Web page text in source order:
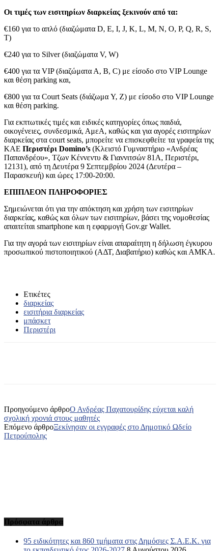
Οι τιμές των εισιτηρίων διαρκείας ξεκινούν από τα:
€160 για το απλό (διαζώματα D, E, I, J, K, L, M, N, O, P, Q, R, S,
T)
€240 για το Silver (διαζώματα V, W)
€400 για τα VIP (διαζώματα Α, Β, C) με είσοδο στο VIP Lounge
και θέση parking και,
€800 για τα Court Seats (διάζωμα Y, Z) με είσοδο στο VIP Lounge
και θέση parking.
Για εκπτωτικές τιμές και ειδικές κατηγορίες όπως παιδιά,
οικογένειες, συνδεσμικά, ΑμεΑ, καθώς και για αγορές εισιτηρίων
διαρκείας στα court seats, μπορείτε να επισκεφθείτε τα γραφεία της
ΚΑΕ Περιστέρι Domino’s (Κλειστό Γυμναστήριο «Ανδρέας
Παπανδρέου», Τζων Κέννεντυ & Γιαννιτσών 81Α, Περιστέρι,
12131), από τη Δευτέρα 9 Σεπτεμβρίου 2024 (Δευτέρα –
Παρασκευή) και ώρες 17:00-20:00.
ΕΠΙΠΛΕΟΝ ΠΛΗΡΟΦΟΡΙΕΣ
Σημειώνεται ότι για την απόκτηση και χρήση των εισιτηρίων
διαρκείας, καθώς και όλων των εισιτηρίων, βάσει της νομοθεσίας
απαιτείται smartphone και η εφαρμογή Gov.gr Wallet.
Για την αγορά των εισιτηρίων είναι απαραίτητη η δήλωση έγκυρου
προσωπικού πιστοποιητικού (ΑΔΤ, Διαβατήριο) καθώς και ΑΜΚΑ.
Ετικέτες
διαρκείας
εισιτήρια διαρκείας
μπάσκετ
Περιστέρι
Προηγούμενο άρθροΟ Ανδρέας Παχατουρίδης εύχεται καλή
σχολική χρονιά στους μαθητές
Επόμενο άρθροΞεκίνησαν οι εγγραφές στο Δημοτικό Ωδείο
Πετρούπολης
Πρόσφατα άρθρα
95 ειδικότητες και 860 τμήματα στις Δημόσιες Σ.Α.Ε.Κ. για